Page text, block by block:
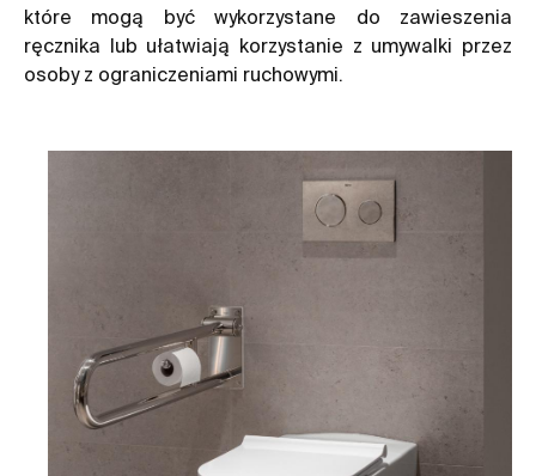
które mogą być wykorzystane do zawieszenia
ręcznika lub ułatwiają korzystanie z umywalki przez
osoby z ograniczeniami ruchowymi.